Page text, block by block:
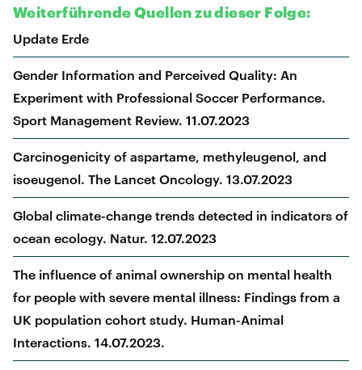
Weiterführende Quellen zu dieser Folge:
Update Erde
Gender Information and Perceived Quality: An
Experiment with Professional Soccer Performance.
Sport Management Review. 11.07.2023
Carcinogenicity of aspartame, methyleugenol, and
isoeugenol. The Lancet Oncology. 13.07.2023
Global climate-change trends detected in indicators of
ocean ecology. Natur. 12.07.2023
The influence of animal ownership on mental health
for people with severe mental illness: Findings from a
UK population cohort study. Human-Animal
Interactions. 14.07.2023.